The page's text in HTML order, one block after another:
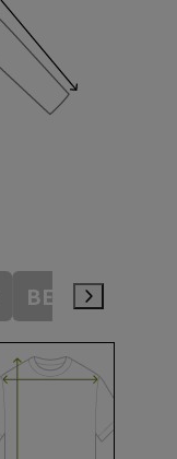
BE7 BE8